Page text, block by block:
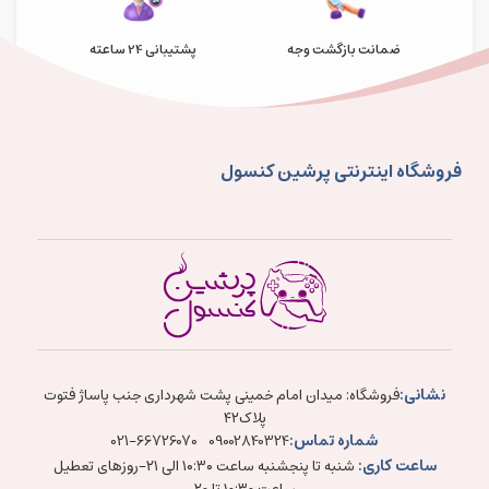
ضمانت بازگشت وجه پشتیبانی 24 ساعته
فروشگاه اینترنتی پرشین کنسول
نشانی:فروشگاه: میدان امام خمینی پشت شهرداری جنب پاساژ فتوت
پلاک۴۲
شماره تماس:09002840324
021-66726070
ساعت کاری:
شنبه تا پنجشنبه ساعت ۱۰:۳۰ الی ۲۱-روزهای تعطیل